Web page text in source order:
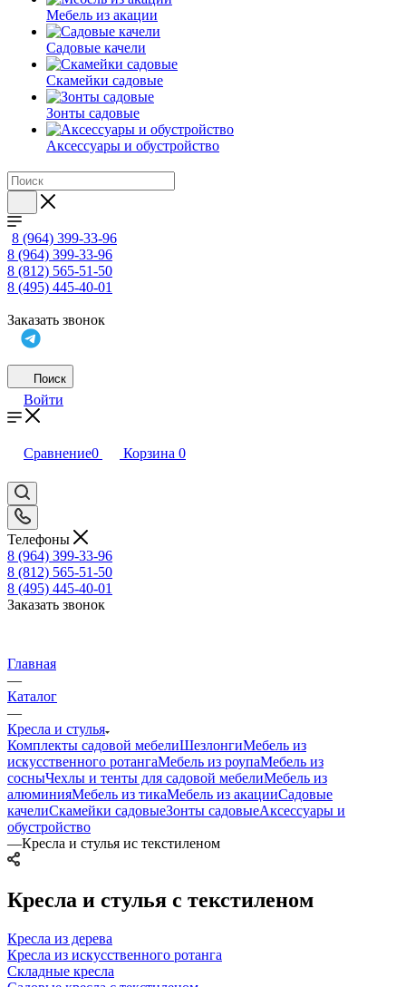
Мебель из акации
Садовые качели
Скамейки садовые
Зонты садовые
Аксессуары и обустройство
8 (964) 399-33-96
8 (964) 399-33-96
8 (812) 565-51-50
8 (495) 445-40-01
Заказать звонок
Поиск
Войти
Сравнение0 Корзина 0
Телефоны
8 (964) 399-33-96
8 (812) 565-51-50
8 (495) 445-40-01
Заказать звонок
Главная
—
Каталог
—
Кресла и стулья
Комплекты садовой мебелиШезлонгиМебель из
искусственного ротангаМебель из роупаМебель из
сосныЧехлы и тенты для садовой мебелиМебель из
алюминияМебель из тикаМебель из акацииСадовые
качелиСкамейки садовыеЗонты садовыеАксессуары и
обустройство
—Кресла и стулья ис текстиленом
Кресла и стулья с текстиленом
Кресла из дерева
Кресла из искусственного ротанга
Складные кресла